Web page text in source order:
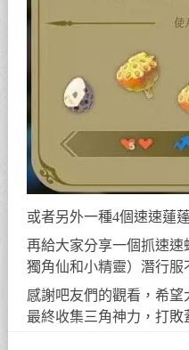
或者另外一種4個速速蓮
再給大家分享一個抓速
獨角仙和小精靈）潛行服
感謝吧友們的觀看，希望
最終收集三角神力，打敗